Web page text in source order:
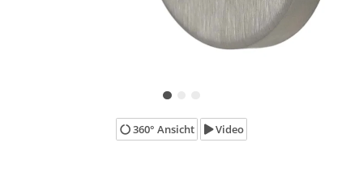
360° Ansicht Video